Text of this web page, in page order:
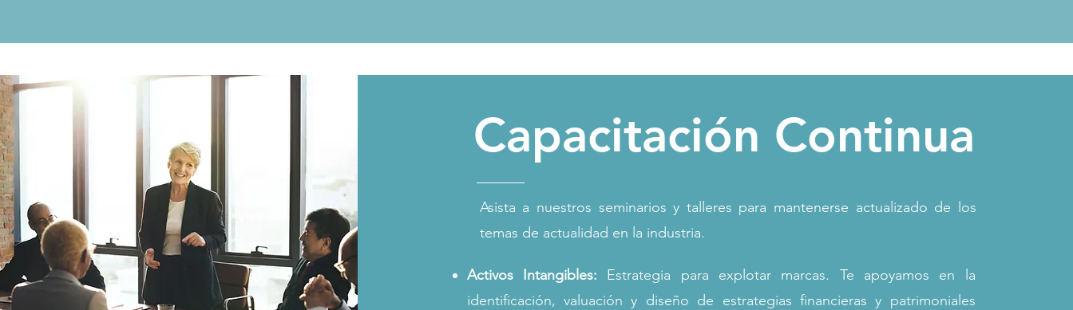
Capacitación Continua
Asista a nuestros seminarios y talleres para mantenerse actualizado de los
temas de actualidad en la industria.
Activos Intangibles: Estrategia para explotar marcas. Te apoyamos en la
identificación, valuación y diseño de estrategias financieras y patrimoniales